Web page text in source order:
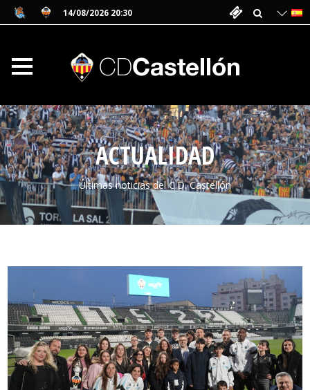
14/08/2026 20:30
ACTUALIDAD
Últimas noticias del C.D. Castellón